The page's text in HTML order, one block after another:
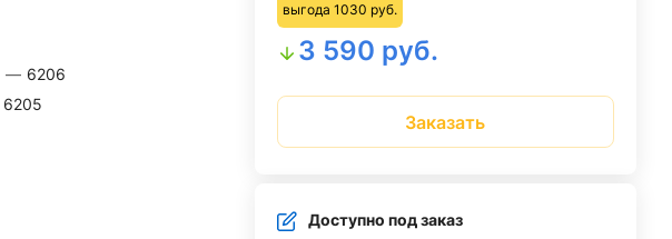
— 6206
6205
выгода 1030 руб.
3 590 руб.
Заказать
Доступно под заказ